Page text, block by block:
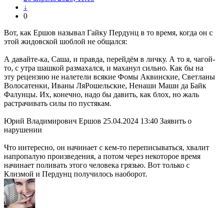
↓
0
Вот, как Ершов называл Гайку Пердунц в то время, когда он с
этой жидовской шоблой не общался:
А давайте-ка, Саша, и правда, перейдём в личку. А то я, чагой-
то, с утра шашкой размахался, и маханул сильно. Как бы на
эту рецензию не налетели всякие Фомы Аквинские, Светланы
Волосатенки, Иваны ЛяРошельские, Ненаши Маши да Байк
Фалунцы. Их, конечно, надо бы давить, как блох, но жаль
растрачивать силы по пустякам.
Юрий Владимирович Ершов 25.04.2024 13:40 Заявить о
нарушении
Что интересно, он начинает с кем-то переписываться, хвалит
напропалую произведения, а потом через некоторое время
начинает поливать этого человека грязью. Вот только с
Клизмой и Пердунц получилось наоборот.